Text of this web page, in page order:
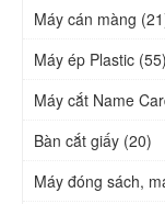
Máy cán màng
Máy ép Plastic (55)
Máy cắt Name
Bàn cắt giấy (20)
Máy đóng sách,